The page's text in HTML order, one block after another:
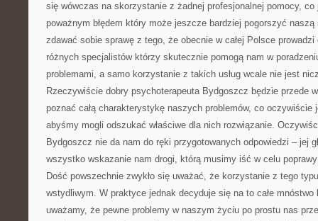
się wówczas na skorzystanie z żadnej profesjonalnej pomocy, co
poważnym błędem który może jeszcze bardziej pogorszyć
zdawać sobie sprawę z tego, że obecnie w całej Polsce prowadzi
różnych specjalistów którzy skutecznie pomogą nam w
problemami, a samo korzystanie z takich usług wcale nie jest
Rzeczywiście dobry psychoterapeuta Bydgoszcz będzie przede
poznać całą charakterystykę naszych problemów, co oczywiście
abyśmy mogli odszukać właściwe dla nich rozwiązanie.
Bydgoszcz nie da nam do ręki przygotowanych odpowiedzi – jej
wszystko wskazanie nam drogi, którą musimy iść w celu
Dość powszechnie zwykło się uważać, że korzystanie z tego
wstydliwym. W praktyce jednak decyduje się na to całe
uważamy, że pewne problemy w naszym życiu po prostu nas